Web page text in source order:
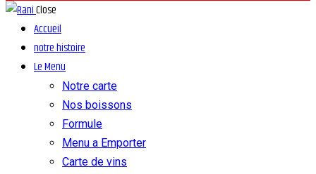
Close
Accueil
notre histoire
Le Menu
Notre carte
Nos boissons
Formule
Menu a Emporter
Carte de vins